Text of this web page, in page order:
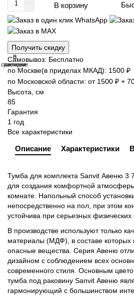
В корзину
Получить скидку
В
закладки
В
сравнение
Самовывоз: Бесплатно
по Москве(в приделах МКАД): 1500 ₽
по Московской области: от 1500 ₽ +
Высота, см
85
Гарантия
1 год
Все характеристики
Описание Характеристики
Тумба для комплекта Sanvit Авеню 3
для создания комфортной
комнате. Напольный способ
непосредственно на пол, при этом
устойчива при серьезных физических
В производстве используют только
материалы (МДФ), в составе которых
опасные вещества. Серия Авеню
дизайном с соблюдением всех
современного стиля. Основным
тумба под раковину Sanvit Авеню
гармонирующий с большинством